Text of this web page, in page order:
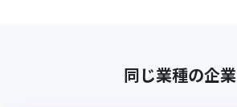
同じ業種の企業